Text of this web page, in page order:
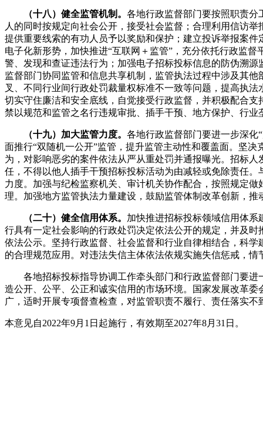
（十八）健全监管机制。 各地行政监督部门要按照职责分
人的同时按规定向社会公开，接受社会监督；合理利用信访
提供重要线索的有功人员予以奖励和保护；建立投诉举报案
电子化新形势，加快推进“互联网＋监管”，充分依托行政监
警、发现和查证违法行为；加强电子招标投标信息的防伪溯
监督部门协同监管和信息共享机制，监管执法过程中涉及其
叉、不同行业间行政处罚裁量权标准不一致等问题，提高执
切实守住廉洁和安全底线，自觉接受行政监督，并积极配合
禁以规范和监管之名行违规审批、插手干预、地方保护、行业
（十九）加大监管力度。 各地行政监督部门要进一步深化
面推行“双随机一公开”监管，提升监管主动性和覆盖面。坚
为，对影响恶劣的案件依法从严从重处罚并通报曝光。招标
任，不得以他人插手干预招标投标活动为由减轻或免除责任
力度。加强与纪检监察机关、审计机关协作配合，按照规定
理。加强地方监管执法力量建设，鼓励监管体制改革创新，
（二十）健全信用体系。 加快推进招标投标领域信用体
行具有一定社会影响的行政处罚决定依法公开的规定，并及
依法公示。坚持行政监督、社会监督和行业自律相结合，科
的合理规范应用。对违法失信主体依法依规实施失信惩戒，
各地招标投标指导协调工作牵头部门和行政监督部门要
造公开、公平、公正和诚实信用的市场环境。国家发展改革
广，适时开展专项督查检查，对监管职责不履行、责任落实
本意见自2022年9月1日起施行，有效期至2027年8月31日。